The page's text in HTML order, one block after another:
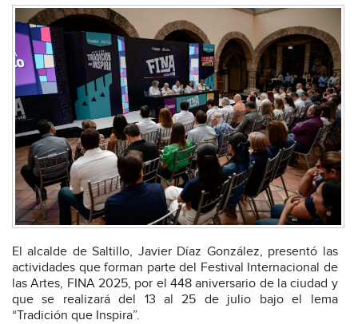
El alcalde de Saltillo, Javier Díaz González, presentó las
actividades que forman parte del Festival Internacional de
las Artes, FINA 2025, por el 448 aniversario de la ciudad y
que se realizará del 13 al 25 de julio bajo el lema
“Tradición que Inspira”.